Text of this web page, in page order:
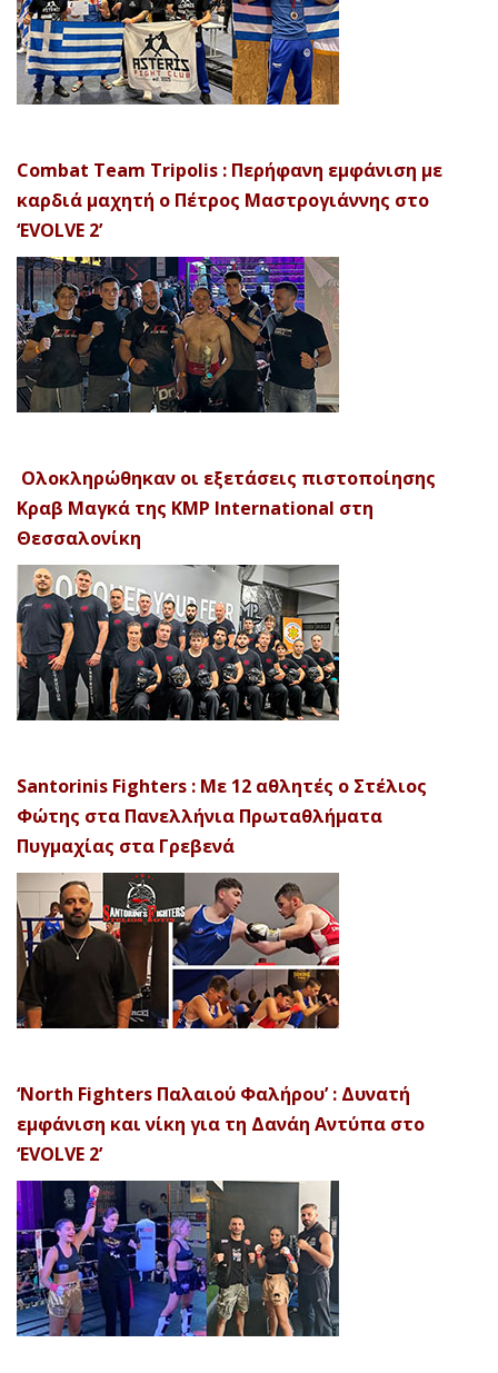
Combat Team Tripolis : Περήφανη εμφάνιση με
καρδιά μαχητή ο Πέτρος Μαστρογιάννης στο
‘EVOLVE 2’
Ολοκληρώθηκαν οι εξετάσεις πιστοποίησης
Κραβ Μαγκά της KMP International στη
Θεσσαλονίκη
Santorinis Fighters : Με 12 αθλητές ο Στέλιος
Φώτης στα Πανελλήνια Πρωταθλήματα
Πυγμαχίας στα Γρεβενά
‘North Fighters Παλαιού Φαλήρου’ : Δυνατή
εμφάνιση και νίκη για τη Δανάη Αντύπα στο
‘EVOLVE 2’